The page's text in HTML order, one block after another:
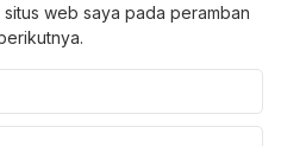
situs web saya pada peramban